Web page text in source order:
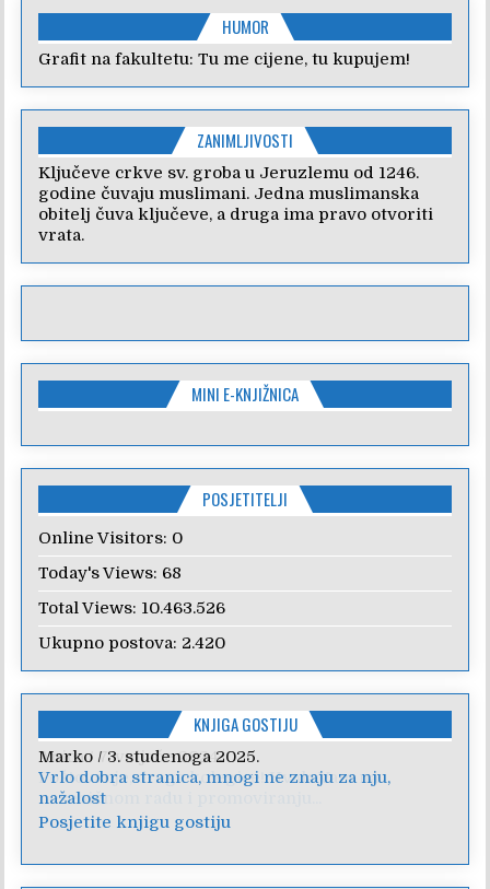
HUMOR
Grafit na fakultetu: Tu me cijene, tu kupujem!
ZANIMLJIVOSTI
Ključeve crkve sv. groba u Jeruzlemu od 1246.
godine čuvaju muslimani. Jedna muslimanska
obitelj čuva ključeve, a druga ima pravo otvoriti
vrata.
MINI E-KNJIŽNICA
POSJETITELJI
Online Visitors: 0
Today's Views: 68
Total Views: 10.463.526
Ukupno postova: 2.420
KNJIGA GOSTIJU
Anica/7. veljače 2024.
Poštovanje, draga kolegice! Hvala Vam na
nesebičnom radu i promoviranju...
Posjetite knjigu gostiju